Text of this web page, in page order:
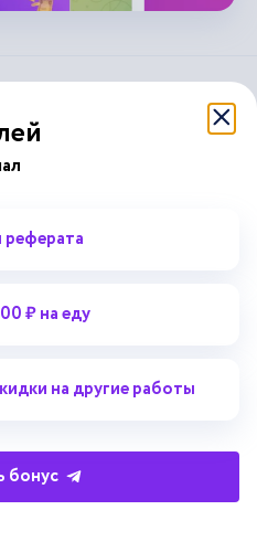
Помощь эксперта
Поиск репетитора
₽ на еду
на другие работы
бонус